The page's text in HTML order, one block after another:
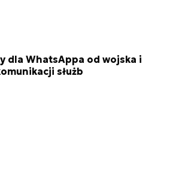
dla WhatsAppa od wojska i
służb